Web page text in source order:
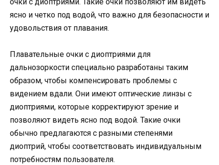
ясно и четко под водой, что важно для безопасности и
удовольствия от плавания.
Плавательные очки с диоптриями для
дальнозоркости специально разработаны таким
образом, чтобы компенсировать проблемы с
видением вдали. Они имеют оптические линзы с
диоптриями, которые корректируют зрение и
позволяют видеть ясно под водой. Такие очки
обычно предлагаются с разными степенями
диоптрий, чтобы соответствовать индивидуальным
потребностям пользователя.